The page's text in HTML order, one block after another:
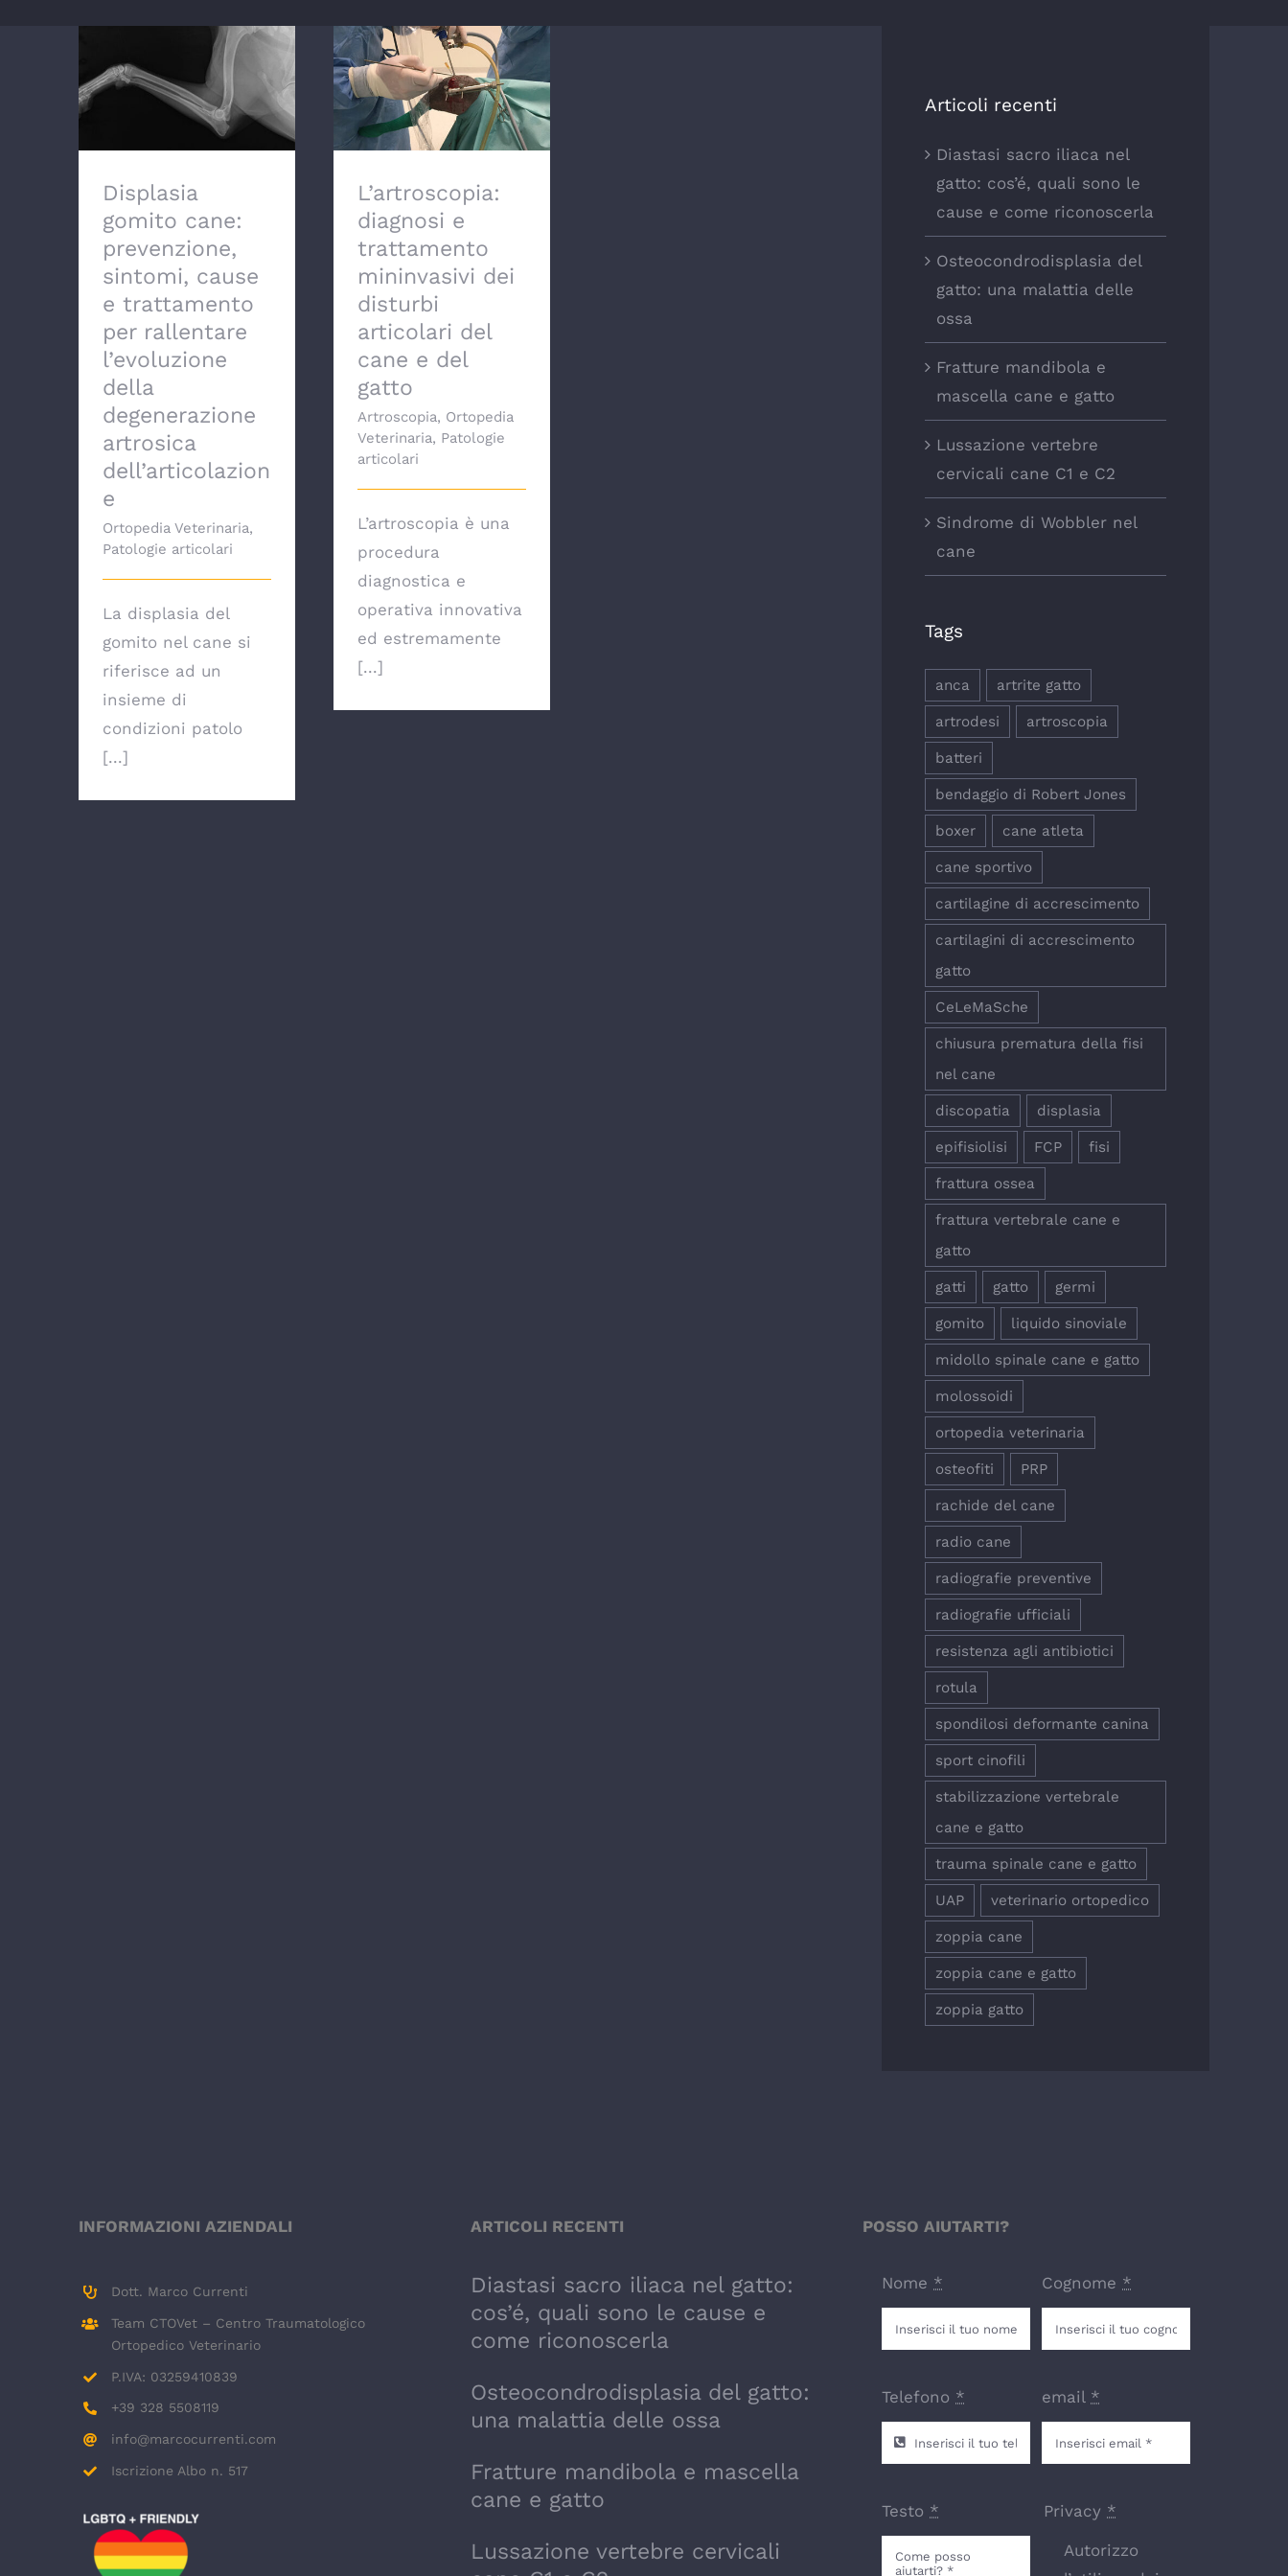
Displasia gomito cane:
prevenzione, sintomi,
cause e trattamento
per rallentare
l’evoluzione della
degenerazione
dell’articolazione
Displasia
gomito cane:
prevenzione,
sintomi, cause
e trattamento
per rallentare
l’evoluzione
della
degenerazione
artrosica
dell’articolazion
e
Ortopedia Veterinaria,
Patologie articolari
La displasia del
gomito nel cane si
riferisce ad un
insieme di
condizioni patolo
[...]
L’artroscopia: diagnosi
e trattamento
mininvasivi dei disturbi
articolari del cane e
del gatto
L’artroscopia:
diagnosi e
trattamento
mininvasivi dei
disturbi
articolari del
cane e del
gatto
Artroscopia, Ortopedia
Veterinaria, Patologie
articolari
L’artroscopia è una
procedura
diagnostica e
operativa innovativa
ed estremamente
[...]
Articoli recenti
Diastasi sacro iliaca nel
gatto: cos’é, quali sono le
cause e come riconoscerla
Osteocondrodisplasia del
gatto: una malattia delle
ossa
Fratture mandibola e
mascella cane e gatto
Lussazione vertebre
cervicali cane C1 e C2
Sindrome di Wobbler nel
cane
Tags
anca artrite gatto
artrodesi artroscopia
batteri
bendaggio di Robert Jones
boxer cane atleta
cane sportivo
cartilagine di accrescimento
cartilagini di accrescimento
gatto
CeLeMaSche
chiusura prematura della fisi
nel cane
discopatia displasia
epifisiolisi FCP fisi
frattura ossea
frattura vertebrale cane e
gatto
gatti gatto germi
gomito liquido sinoviale
midollo spinale cane e gatto
molossoidi
ortopedia veterinaria
osteofiti PRP
rachide del cane
radio cane
radiografie preventive
radiografie ufficiali
resistenza agli antibiotici
rotula
spondilosi deformante canina
sport cinofili
stabilizzazione vertebrale
cane e gatto
trauma spinale cane e gatto
UAP veterinario ortopedico
zoppia cane
zoppia cane e gatto
zoppia gatto
INFORMAZIONI AZIENDALI
Dott. Marco Currenti
Team CTOVet – Centro Traumatologico
Ortopedico Veterinario
P.IVA: 03259410839
+39 328 5508119
info@marcocurrenti.com
Iscrizione Albo n. 517
ARTICOLI RECENTI
Diastasi sacro iliaca nel gatto:
cos’é, quali sono le cause e
come riconoscerla
Osteocondrodisplasia del gatto:
una malattia delle ossa
Fratture mandibola e mascella
cane e gatto
Lussazione vertebre cervicali
POSSO AIUTARTI?
Nome *
Telefono *
Testo *
Cognome *
email *
Privacy *
Autorizzo